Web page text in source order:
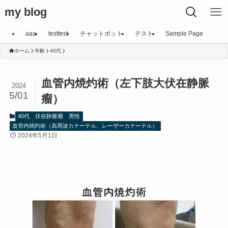
my blog
aaa testtest チャットボット テスト Sample Page
ホーム 年齢 40代
血管内焼灼術（左下肢大伏在静脈
瘤）
2024
5/01
40代 伏在静脈瘤
男性
血管内焼灼術（高周波カテーテル、レーザーカテーテル）
2024年5月1日